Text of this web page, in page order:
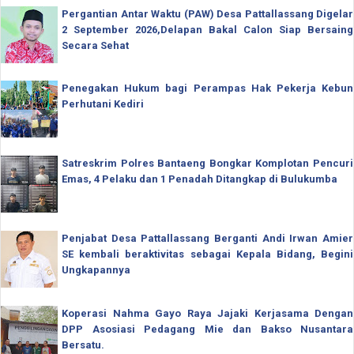
Pergantian Antar Waktu (PAW) Desa Pattallassang Digelar
2 September 2026,Delapan Bakal Calon Siap Bersaing
Secara Sehat
Penegakan Hukum bagi Perampas Hak Pekerja Kebun
Perhutani Kediri
Satreskrim Polres Bantaeng Bongkar Komplotan Pencuri
Emas, 4 Pelaku dan 1 Penadah Ditangkap di Bulukumba
Penjabat Desa Pattallassang Berganti Andi Irwan Amier
SE kembali beraktivitas sebagai Kepala Bidang, Begini
Ungkapannya
Koperasi Nahma Gayo Raya Jajaki Kerjasama Dengan
DPP Asosiasi Pedagang Mie dan Bakso Nusantara
Bersatu.